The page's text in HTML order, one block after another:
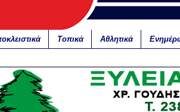
Τοπικά Αθλητικά